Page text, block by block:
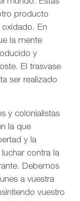
mundo. Estas
producto
En
la mente
y
El trasvase
ser realizado
y colonialistas
la que
y la
contra la
Debemos
a vuestra
vuestro